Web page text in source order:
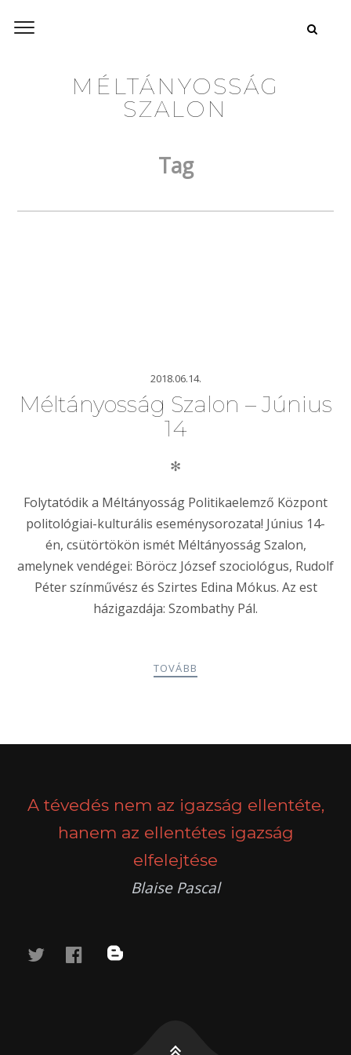
MÉLTÁNYOSSÁG
SZALON
Tag
2018.06.14.
Méltányosság Szalon – Június
14
✻
Folytatódik a Méltányosság Politikaelemző Központ
politológiai-kulturális eseménysorozata! Június 14-
én, csütörtökön ismét Méltányosság Szalon,
amelynek vendégei: Böröcz József szociológus, Rudolf
Péter színművész és Szirtes Edina Mókus. Az est
házigazdája: Szombathy Pál.
TOVÁBB
A tévedés nem az igazság ellentéte,
hanem az ellentétes igazság
elfelejtése
Blaise Pascal
twitterfacebook
blog